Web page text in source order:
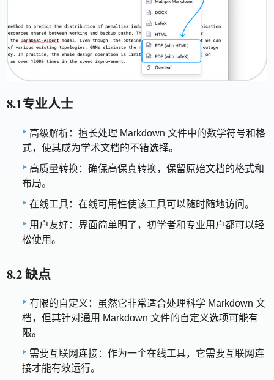
8.1专业人士
高级解析：擅长处理 Markdown 文件中的数学符号和格
式，使其成为学术文档的不错选择。
高质量转换：确保高保真转换，保留原始文档的格式和
布局。
在线工具：在线可用性使该工具可以随时随地访问。
用户友好：界面简单明了，初学者和专业用户都可以轻
松使用。
8.2 缺点
有限的自定义：虽然它非常适合处理科学 Markdown 文
档，但其针对通用 Markdown 文件的自定义选项可能有
限。
需要互联网连接：作为一个在线工具，它需要互联网连
接才能有效运行。